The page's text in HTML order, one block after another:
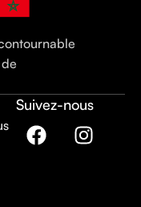
Suivez-nous